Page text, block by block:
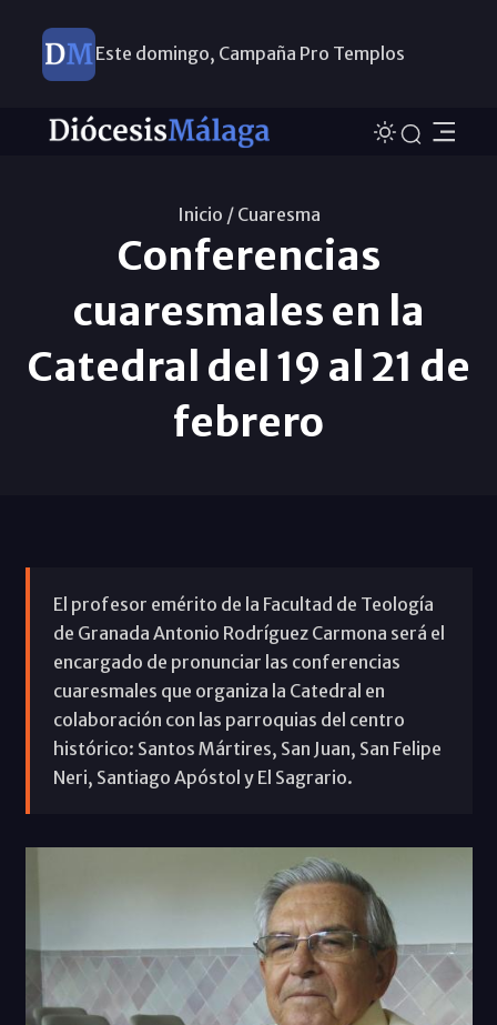
Este domingo, Campaña Pro Templos
Inicio / Cuaresma
Conferencias
cuaresmales en la
Catedral del 19 al 21 de
febrero
El profesor emérito de la Facultad de Teología
de Granada Antonio Rodríguez Carmona será el
encargado de pronunciar las conferencias
cuaresmales que organiza la Catedral en
colaboración con las parroquias del centro
histórico: Santos Mártires, San Juan, San Felipe
Neri, Santiago Apóstol y El Sagrario.